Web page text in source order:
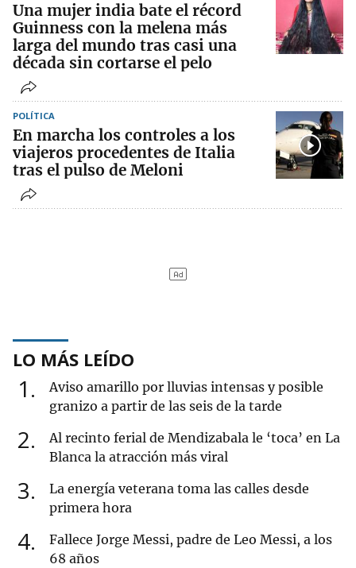
Una mujer india bate el récord
Guinness con la melena más
larga del mundo tras casi una
década sin cortarse el pelo
POLÍTICA
En marcha los controles a los
viajeros procedentes de Italia
tras el pulso de Meloni
LO MÁS LEÍDO
1
Aviso amarillo por lluvias intensas y posible
granizo a partir de las seis de la tarde
2
Al recinto ferial de Mendizabala le ‘toca’ en La
Blanca la atracción más viral
3
La energía veterana toma las calles desde
primera hora
4
Fallece Jorge Messi, padre de Leo Messi, a los
68 años